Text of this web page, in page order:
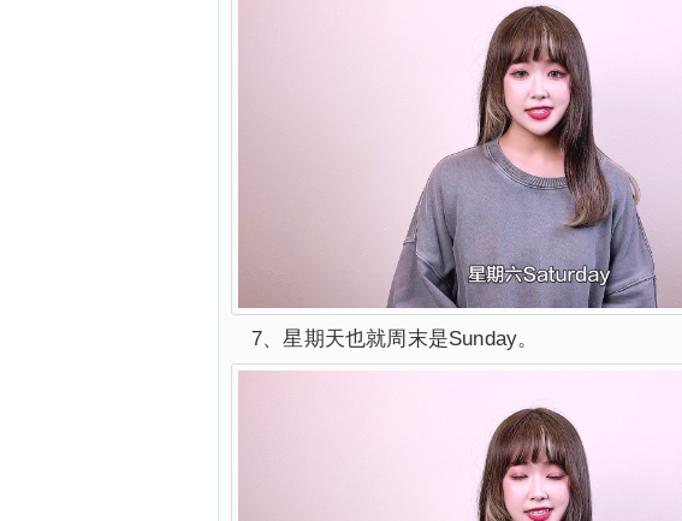
7、星期天也就周末是Sunday。